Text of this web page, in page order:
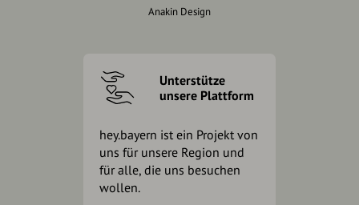
Anakin Design
Unterstütze
unsere Plattform
hey.bayern ist ein Projekt von
uns für unsere Region und
für alle, die uns besuchen
wollen.